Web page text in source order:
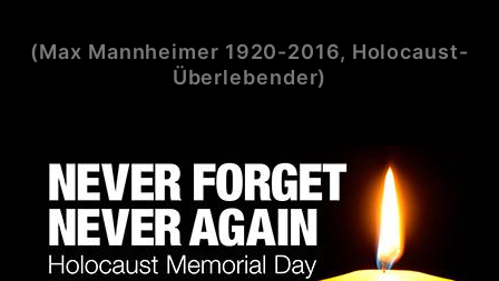
(Max Mannheimer 1920-2016, Holocaust-
Überlebender)